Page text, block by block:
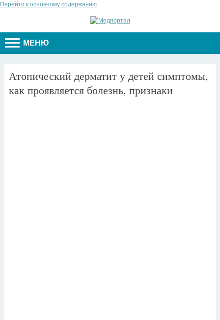
Перейти к основному содержанию
МЕНЮ
Атопический дерматит у детей симптомы,
как проявляется болезнь, признаки